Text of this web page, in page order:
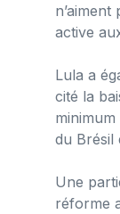
active
Lula a
cité la
du Brésil
Une
réforme